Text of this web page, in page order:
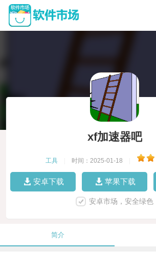
xf加速器吧
工具 时间：2025-01-18
安卓下载 苹果下载
安卓市场，安全绿色
简介